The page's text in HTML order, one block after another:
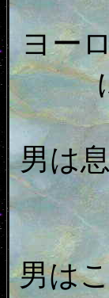
ヨー
男は
男は